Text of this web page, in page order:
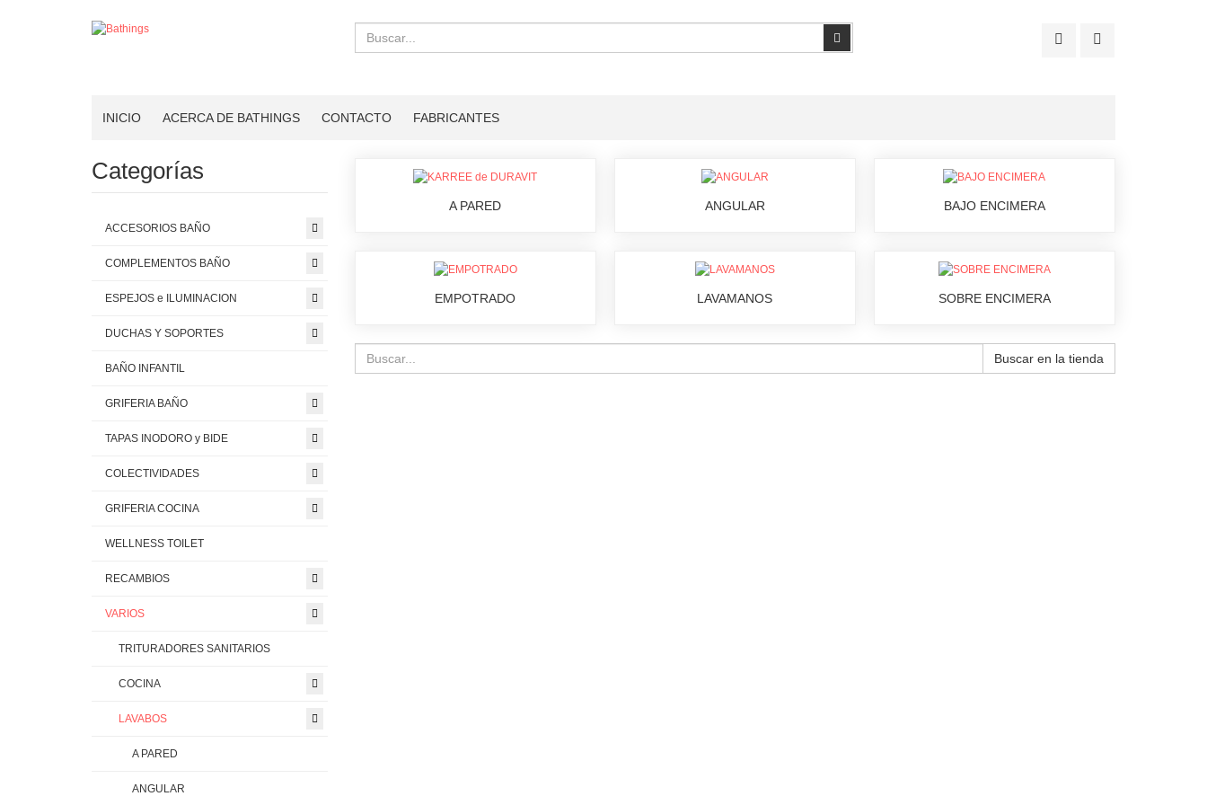
Buscar
INICIO ACERCA DE BATHINGS CONTACTO FABRICANTES
A PARED ANGULAR BAJO ENCIMERA
EMPOTRADO LAVAMANOS SOBRE ENCIMERA
Buscar en la tienda
Categorías
ACCESORIOS BAÑO
COMPLEMENTOS BAÑO
ESPEJOS e ILUMINACION
DUCHAS Y SOPORTES
BAÑO INFANTIL
GRIFERIA BAÑO
TAPAS INODORO y BIDE
COLECTIVIDADES
GRIFERIA COCINA
WELLNESS TOILET
RECAMBIOS
VARIOS
TRITURADORES SANITARIOS
COCINA
LAVABOS
A PARED
ANGULAR